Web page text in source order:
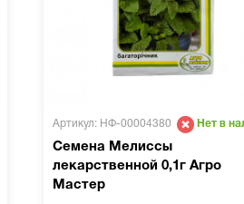
Артикул: НФ-00004380 Нет в
Семена Мелиссы
лекарственной 0,1г Агро
Мастер